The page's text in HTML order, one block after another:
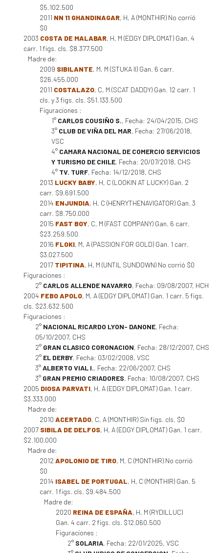
$5.102.500
2011 NN 11 GHANDINAGAR, H, A (MONTHIR) No corrió
$0
2003 COSTA DE MALABAR, H, M (EDGY DIPLOMAT) Gan. 4
carr. 1 figs. cls. $8.377.500
Madre de:
2009 SIBILANTE, M, M (STUKA II) Gan. 6 carr.
$26.455.000
2011 COSTALAZO, C, M (SCAT DADDY) Gan. 12 carr. 1
cls. y 3 figs. cls. $51.133.500
Figuraciones :
1° CARLOS COUSIÑO S., Fecha: 24/04/2015, CHS
3° CLUB DE VIÑA DEL MAR, Fecha: 27/06/2018,
VSC
4° CAMARA NACIONAL DE COMERCIO SERVICIOS
Y TURISMO DE CHILE, Fecha: 20/07/2018, CHS
4° TV. TURF, Fecha: 14/12/2018, CHS
2013 LUCKY BABY, H, C (LOOKIN AT LUCKY) Gan. 2
carr. $9.691.500
2014 ENJUNDIA, H, C (HENRYTHENAVIGATOR) Gan. 3
carr. $8.750.000
2015 FAST BOY, C, M (FAST COMPANY) Gan. 6 carr.
$23.259.500
2016 FLOKI, M, A (PASSION FOR GOLD) Gan. 1 carr.
$3.027.500
2017 TIPITINA, H, M (UNTIL SUNDOWN) No corrió $0
Figuraciones :
2° CARLOS ALLENDE NAVARRO, Fecha: 09/08/2007, HCH
2004 FEBO APOLO, M, A (EDGY DIPLOMAT) Gan. 1 carr. 5 figs.
cls. $23.632.500
Figuraciones :
2° NACIONAL RICARDO LYON- DANONE, Fecha:
05/10/2007, CHS
2° GRAN CLASICO CORONACION, Fecha: 28/12/2007, CHS
2° EL DERBY, Fecha: 03/02/2008, VSC
3°ALBERTO VIAL I., Fecha: 22/06/2007, CHS
3° GRAN PREMIO CRIADORES, Fecha: 10/08/2007, CHS
2005 DIOSA PARVATI, H, A (EDGY DIPLOMAT) Gan. 1 carr.
$3.333.000
Madre de:
2010 ACERTADO, C, A (MONTHIR) Sin figs. cls. $0
2007 SIBILA DE DELFOS, H, A (EDGY DIPLOMAT) Gan. 1 carr.
$2.100.000
Madre de:
2012 APOLONIO DE TIRO, M, C (MONTHIR) No corrió
$0
2014 ISABEL DE PORTUGAL, H, C (MONTHIR) Gan. 5
carr. 1 figs. cls. $9.484.500
Madre de:
2020 REINA DE ESPAÑA, H, M (RYDILLUC)
Gan. 4 carr. 2 figs. cls. $12.060.500
Figuraciones :
2° SOLARIA, Fecha: 22/01/2025, VSC